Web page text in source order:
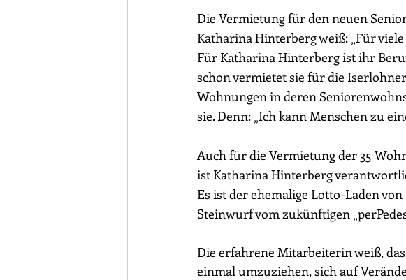
Die Vermietung für den neuen
Katharina Hinterberg weiß: „Für
Für Katharina Hinterberg ist ihr
schon vermietet sie für die
Wohnungen in deren
sie. Denn: „Ich kann Menschen zu
Auch für die Vermietung der 35
ist Katharina Hinterberg
Es ist der ehemalige Lotto-Laden
Steinwurf vom zukünftigen
Die erfahrene Mitarbeiterin weiß,
einmal umzuziehen, sich auf